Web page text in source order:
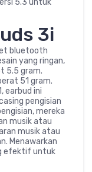
5.3 untuk
3i
bluetooth
yang ringan,
5.5 gram.
51 gram.
earbud ini
pengisian
mereka
musik atau
musik atau
Menawarkan
efektif untuk